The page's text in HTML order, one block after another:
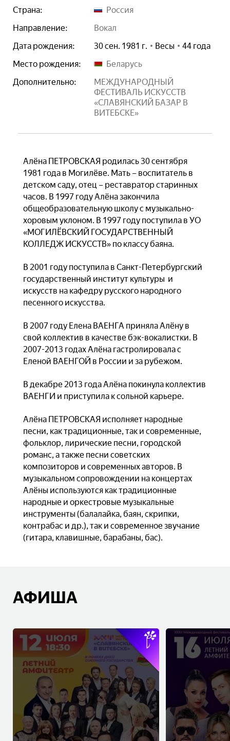
Страна:
Россия
Направление:
вокал
Дата рождения:
30 сен. 1981 г. Весы
44 года
Место рождения:
Беларусь
Дополнительно:
МЕЖДУНАРОДНЫЙ
ФЕСТИВАЛЬ ИСКУССТВ
«СЛАВЯНСКИЙ БАЗАР В
ВИТЕБСКЕ»
Алёна ПЕТРОВСКАЯ родилась 30 сентября
1981 года в Могилёве. Мать – воспитатель в
детском саду, отец – реставратор старинных
часов. В 1997 году Алёна закончила
общеобразовательную школу с музыкально-
хоровым уклоном. В 1997 году поступила в УО
«МОГИЛЁВСКИЙ ГОСУДАРСТВЕННЫЙ
КОЛЛЕДЖ ИСКУССТВ» по классу баяна.
В 2001 году поступила в Санкт-Петербургский
государственный институт культуры и
искусств на кафедру русского народного
песенного искусства.
В 2007 году Елена ВАЕНГА приняла Алёну в
свой коллектив в качестве бэк-вокалистки. В
2007-2013 годах Алёна гастролировала с
Еленой ВАЕНГОЙ в России и за рубежом.
В декабре 2013 года Алёна покинула коллектив
ВАЕНГИ и приступила к сольной карьере.
Алёна ПЕТРОВСКАЯ исполняет народные
песни, как традиционные, так и современные,
фольклор, лирические песни, городской
романс, а также песни советских
композиторов и современных авторов. В
музыкальном сопровождении на концертах
Алёны используются как традиционные
народные и оркестровые музыкальные
инструменты (балалайка, баян, скрипки,
контрабас и др.), так и современное звучание
(гитара, клавишные, барабаны, бас).
АФИША